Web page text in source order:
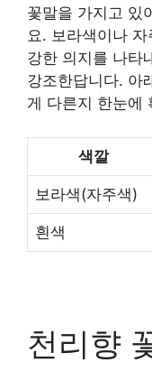
꽃말을 가지고 있
요. 보라색이나
강한 의지를 나타
강조한답니다. 아
게 다른지 한눈에
색깔
보라색(자주색)
흰색
천리향